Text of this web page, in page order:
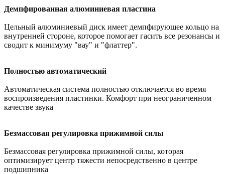
Демпфированная алюминиевая пластина
Цельный алюминиевый диск имеет демпфирующее кольцо на
внутренней стороне, которое помогает гасить все резонансы и
сводит к минимуму "вау" и "флаттер".
Полностью автоматический
Автоматическая система полностью отключается во время
воспроизведения пластинки. Комфорт при неограниченном
качестве звука
Безмассовая регулировка прижимной силы
Безмассовая регулировка прижимной силы, которая
оптимизирует центр тяжести непосредственно в центре
подшипника